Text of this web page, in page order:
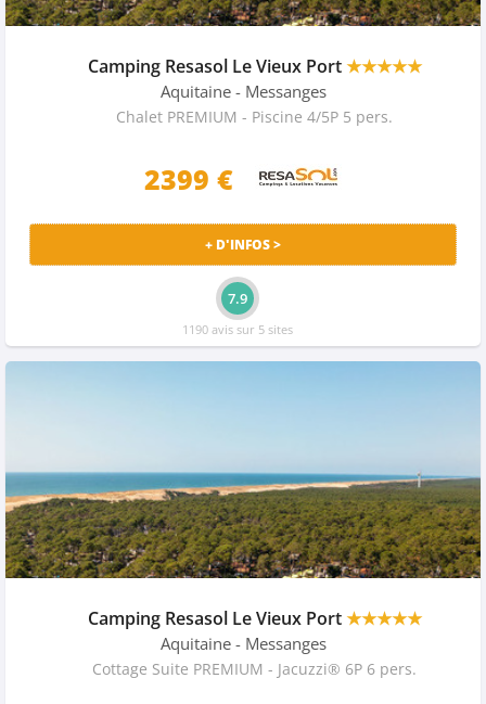
Camping Resasol Le Vieux Port★★★★★
Aquitaine - Messanges
Chalet PREMIUM - Piscine 4/5P 5 pers.
2399 €
+ D'INFOS >
7.9
1190 avis sur 5 sites
Camping Resasol Le Vieux Port★★★★★
Aquitaine - Messanges
Cottage Suite PREMIUM - Jacuzzi® 6P 6 pers.